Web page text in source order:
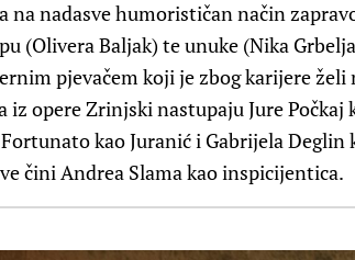
na nadasve humorističan način
(Olivera Baljak) te unuke (Nika
pjevačem koji je zbog karijere
iz opere Zrinjski nastupaju Jure Počkaj
kao Juranić i Gabrijela Deglin
čini Andrea Slama kao inspicijentica.